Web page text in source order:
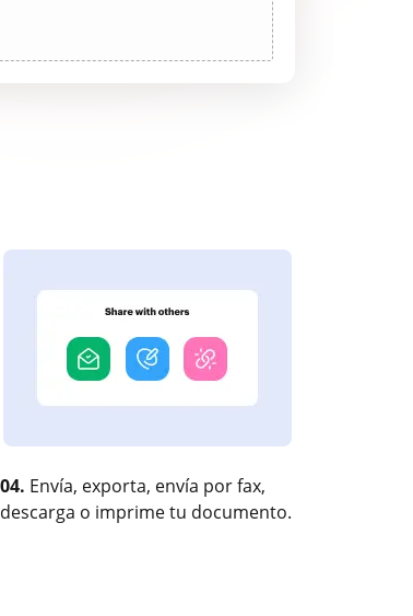
04. Envía, exporta, envía por fax,
descarga o imprime tu documento.